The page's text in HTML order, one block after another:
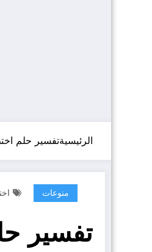
الرئيسيةتفسير حلم
منوعات
تفسير